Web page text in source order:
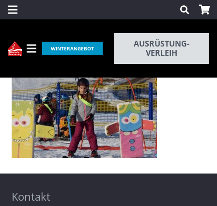
WINTERANGEBOT
AUSRÜSTUNG-
VERLEIH
Kontakt